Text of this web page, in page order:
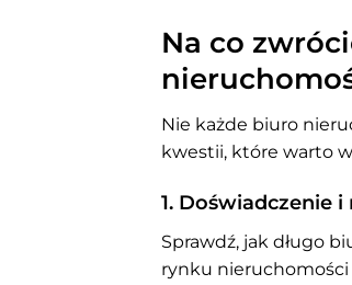
Na co
Nie każde biuro
kwestii, które warto
1. Doświadczenie
Sprawdź, jak długo
rynku